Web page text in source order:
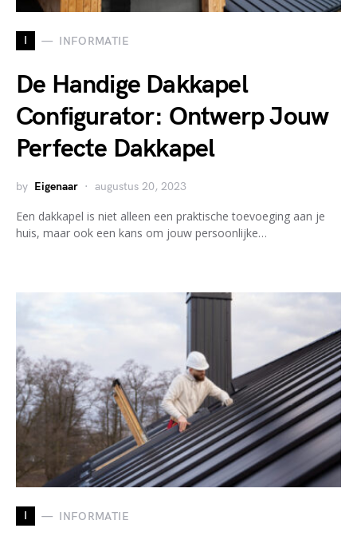
I INFORMATIE
De Handige Dakkapel
Configurator: Ontwerp Jouw
Perfecte Dakkapel
by Eigenaar augustus 20, 2023
Een dakkapel is niet alleen een praktische toevoeging aan je
huis, maar ook een kans om jouw persoonlijke…
I INFORMATIE